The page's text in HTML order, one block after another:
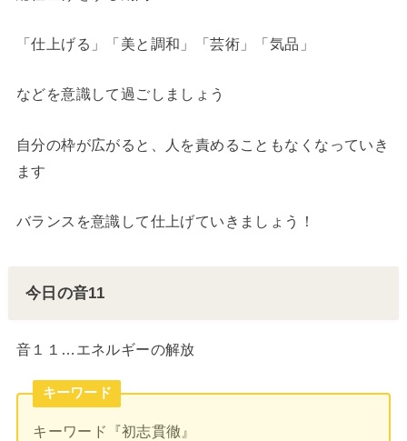
「仕上げる」「美と調和」「芸術」「気品」
などを意識して過ごしましょう
自分の枠が広がると、人を責めることもなくなっていき
ます
バランスを意識して仕上げていきましょう！
今日の音11
音１１…エネルギーの解放
キーワード
キーワード『初志貫徹』